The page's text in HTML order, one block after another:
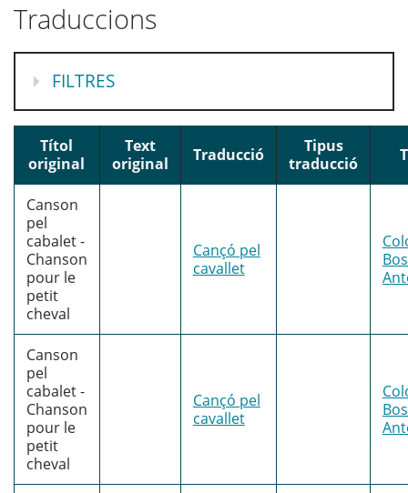
Traduccions
MOSTRA
FILTRES
Títol
original
Text
original
Traducció
Tipus
traducció
Canson
pel
cabalet -
Chanson
pour le
petit
cheval
Cançó pel
cavallet
Canson
pel
cabalet -
Chanson
pour le
petit
cheval
Cançó pel
cavallet